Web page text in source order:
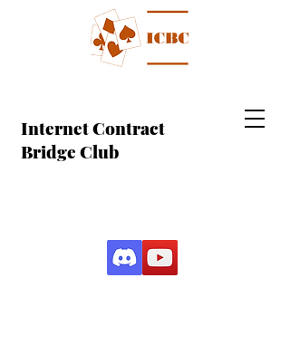
Internet Contract
Bridge Club